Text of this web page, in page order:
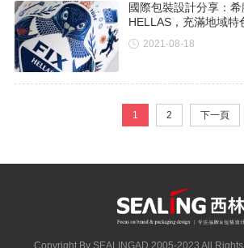
國際包裝設計分享：
HELLAS，充滿地域特
2021-08-18
1 2 下一頁
Copyright By SEALINGAD 2005-2023 All Rights